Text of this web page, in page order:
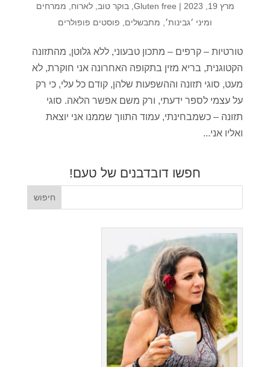
מרץ 19, 2023 |
Gluten free בוקר טוב ,לארוח
ממרחים
ומיני ׳גבינות׳
מתבשלים פוסטים פופולרים
טורטיות – קרפים – מתכון טבעוני, ללא גלוטן, מהתזונה
הקטוגנית, בריא מזין בתקופה האחרונה אני חוקרת, לא
מעט, סוגי תזונה וההשפעות שלהן, קודם כל עלי, כי רק
על עצמי לספר ידעתי, ורק משם אפשר הלאה. סוגי
תזונה – כשמבחינתי, עמוד התווך שממנו אני יוצאת
ואליו אני...
חפשו דובדבנים של טעם!